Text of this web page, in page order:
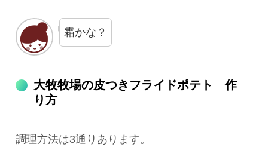
霜かな？
大牧牧場の皮つきフライドポテト 作
り方
調理方法は3通りあります。